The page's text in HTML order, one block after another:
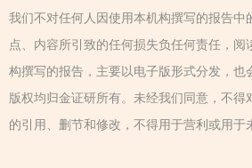
我们不对任何人因使用本机构撰写的报告中
点、内容所引致的任何损失负任何责任，阅
构撰写的报告，主要以电子版形式分发，也
版权均归金证研所有。未经我们同意，不得
的引用、删节和修改，不得用于营利或用于